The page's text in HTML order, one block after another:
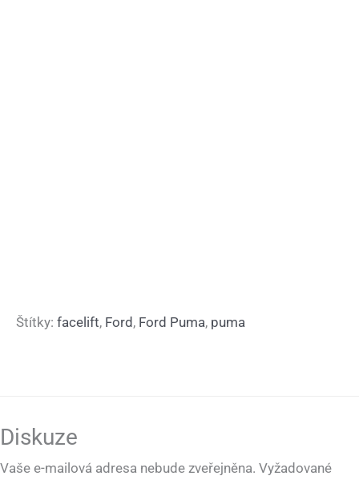
Štítky: facelift, Ford, Ford Puma, puma
Diskuze
Vaše e-mailová adresa nebude zveřejněna. Vyžadované